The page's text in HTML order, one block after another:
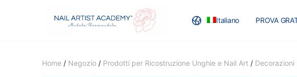
Italiano PROVA
RECENSIONI MASTER
Home / Negozio / Prodotti per Ricostruzione Unghie e Nail Art / Decorazioni